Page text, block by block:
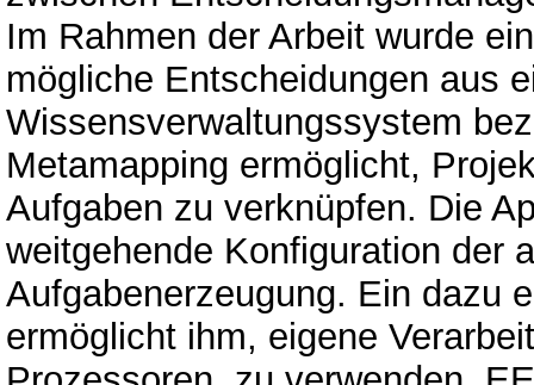
Im Rahmen der Arbeit wurde
mögliche Entscheidungen aus
Wissensverwaltungssystem
Metamapping ermöglicht,
Aufgaben zu verknüpfen. Die
weitgehende Konfiguration der
Aufgabenerzeugung. Ein dazu
ermöglicht ihm, eigene